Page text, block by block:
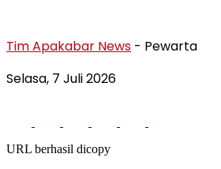
Tim Apakabar News - Pewarta
Selasa, 7 Juli 2026
URL berhasil dicopy